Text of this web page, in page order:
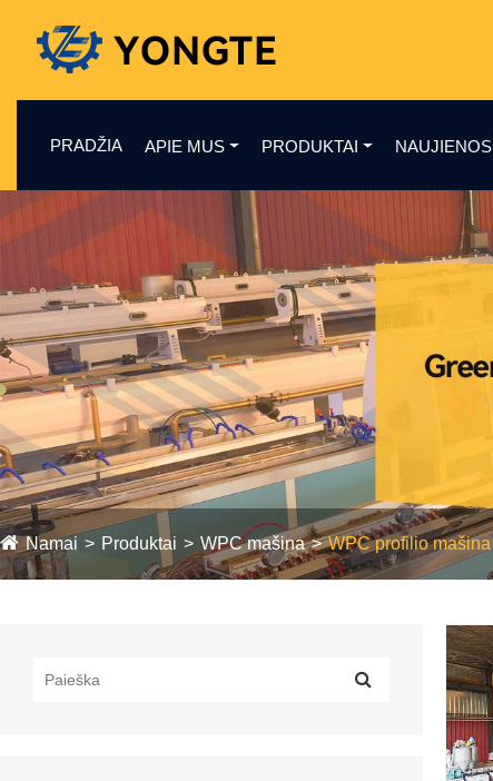
PRADŽIA APIE MUS PRODUKTAI NAUJIENOS
Namai Produktai WPC mašina WPC profilio mašina